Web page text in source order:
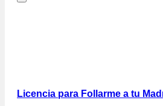
Licencia para Follarme a tu